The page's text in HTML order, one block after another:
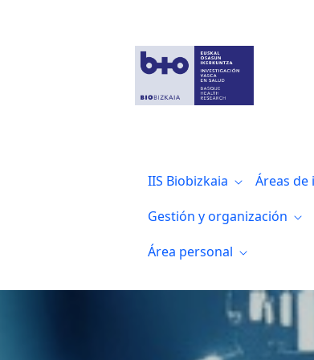
IIS Biobizkaia Áreas de
Gestión y organización
Área personal